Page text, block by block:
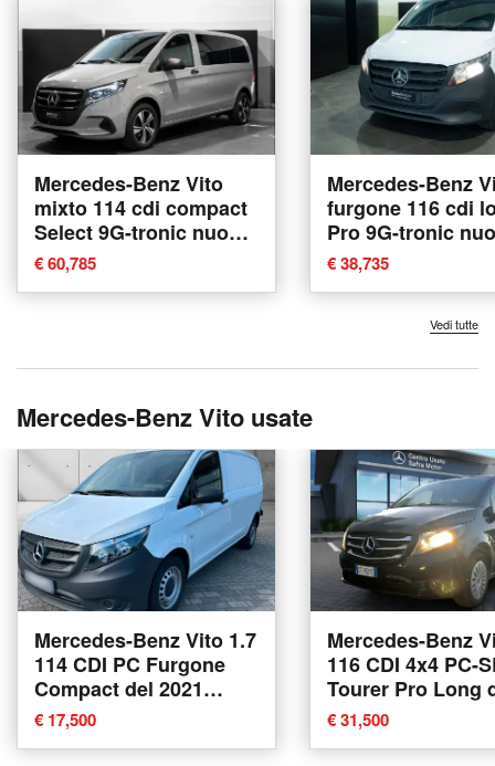
Mercedes-Benz Vito
mixto 114 cdi compact
Select 9G-tronic nuova
a Ancona
€ 60,785
Mercedes-Benz
furgone 116 cdi
Pro 9G-tronic
Ancona
€ 38,735
Vedi tutte
Mercedes-Benz Vito usate
Mercedes-Benz Vito 1.7
114 CDI PC Furgone
Compact del 2021
usata
€ 17,500
Mercedes-Benz
116 CDI 4x4 PC-
Tourer Pro Long
2021 usata a
€ 31,500